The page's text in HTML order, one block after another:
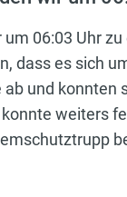
06:03 Uhr
dass es sich
und
weiters